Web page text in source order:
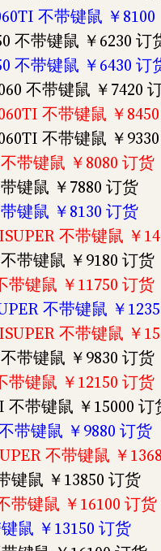
不带键鼠 ￥8100
不带键鼠 ￥6230 订
不带键鼠 ￥6430 订
不带键鼠 ￥7420
不带键鼠 ￥
不带键鼠 ￥
带键鼠 ￥8080 订货
键鼠 ￥7880 订货
键鼠 ￥8130 订货
不带键鼠 ￥
带键鼠 ￥9180 订货
带键鼠 ￥11750 订货
不带键鼠 ￥
不带键鼠 ￥
带键鼠 ￥9830 订货
带键鼠 ￥12150 订货
不带键鼠 ￥15000 订
带键鼠 ￥9880 订货
不带键鼠 ￥
键鼠 ￥13850 订货
带键鼠 ￥16100 订货
鼠 ￥13150 订货